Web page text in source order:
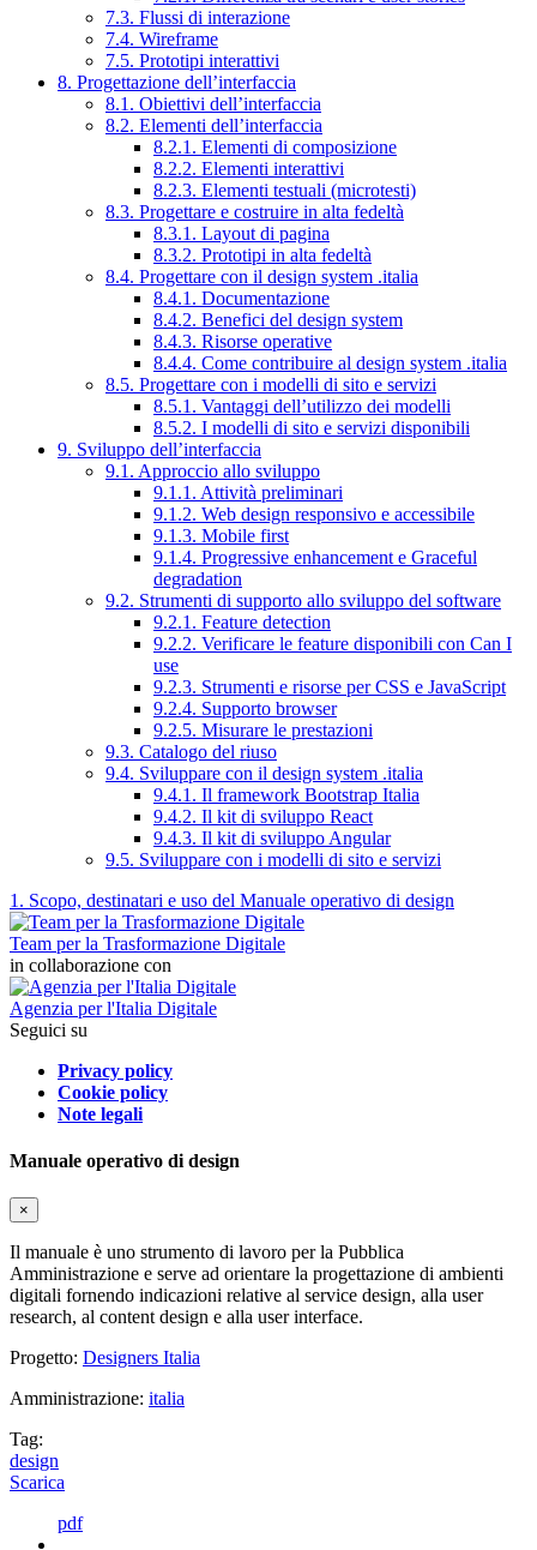
7.3. Flussi di interazione
7.4. Wireframe
7.5. Prototipi interattivi
8. Progettazione dell’interfaccia
8.1. Obiettivi dell’interfaccia
8.2. Elementi dell’interfaccia
8.2.1. Elementi di composizione
8.2.2. Elementi interattivi
8.2.3. Elementi testuali (microtesti)
8.3. Progettare e costruire in alta fedeltà
8.3.1. Layout di pagina
8.3.2. Prototipi in alta fedeltà
8.4. Progettare con il design system .italia
8.4.1. Documentazione
8.4.2. Benefici del design system
8.4.3. Risorse operative
8.4.4. Come contribuire al design system .italia
8.5. Progettare con i modelli di sito e servizi
8.5.1. Vantaggi dell’utilizzo dei modelli
8.5.2. I modelli di sito e servizi disponibili
9. Sviluppo dell’interfaccia
9.1. Approccio allo sviluppo
9.1.1. Attività preliminari
9.1.2. Web design responsivo e accessibile
9.1.3. Mobile first
9.1.4. Progressive enhancement e Graceful
degradation
9.2. Strumenti di supporto allo sviluppo del software
9.2.1. Feature detection
9.2.2. Verificare le feature disponibili con Can I
use
9.2.3. Strumenti e risorse per CSS e JavaScript
9.2.4. Supporto browser
9.2.5. Misurare le prestazioni
9.3. Catalogo del riuso
9.4. Sviluppare con il design system .italia
9.4.1. Il framework Bootstrap Italia
9.4.2. Il kit di sviluppo React
9.4.3. Il kit di sviluppo Angular
9.5. Sviluppare con i modelli di sito e servizi
1. Scopo, destinatari e uso del Manuale operativo di design
Team per la Trasformazione Digitale
in collaborazione con
Agenzia per l'Italia Digitale
Seguici su
Privacy policy
Cookie policy
Note legali
Manuale operativo di design
×
Il manuale è uno strumento di lavoro per la Pubblica
Amministrazione e serve ad orientare la progettazione di ambienti
digitali fornendo indicazioni relative al service design, alla user
research, al content design e alla user interface.
Progetto: Designers Italia
Amministrazione: italia
Tag:
design
Scarica
pdf